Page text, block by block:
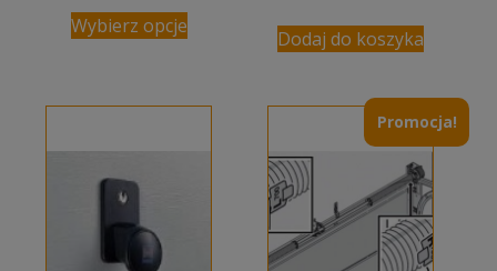
217,00 zł
Wybierz opcje
wynosiła:
743,00 zł.
wynosi:
699,00 zł.
Dodaj do koszyka
Promocja!